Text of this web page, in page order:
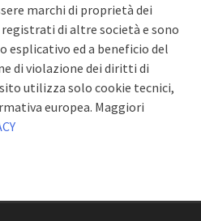
marchi di proprietà dei
di altre società e sono
ed a beneficio del
di violazione dei diritti di
utilizza solo cookie tecnici,
europea. Maggiori